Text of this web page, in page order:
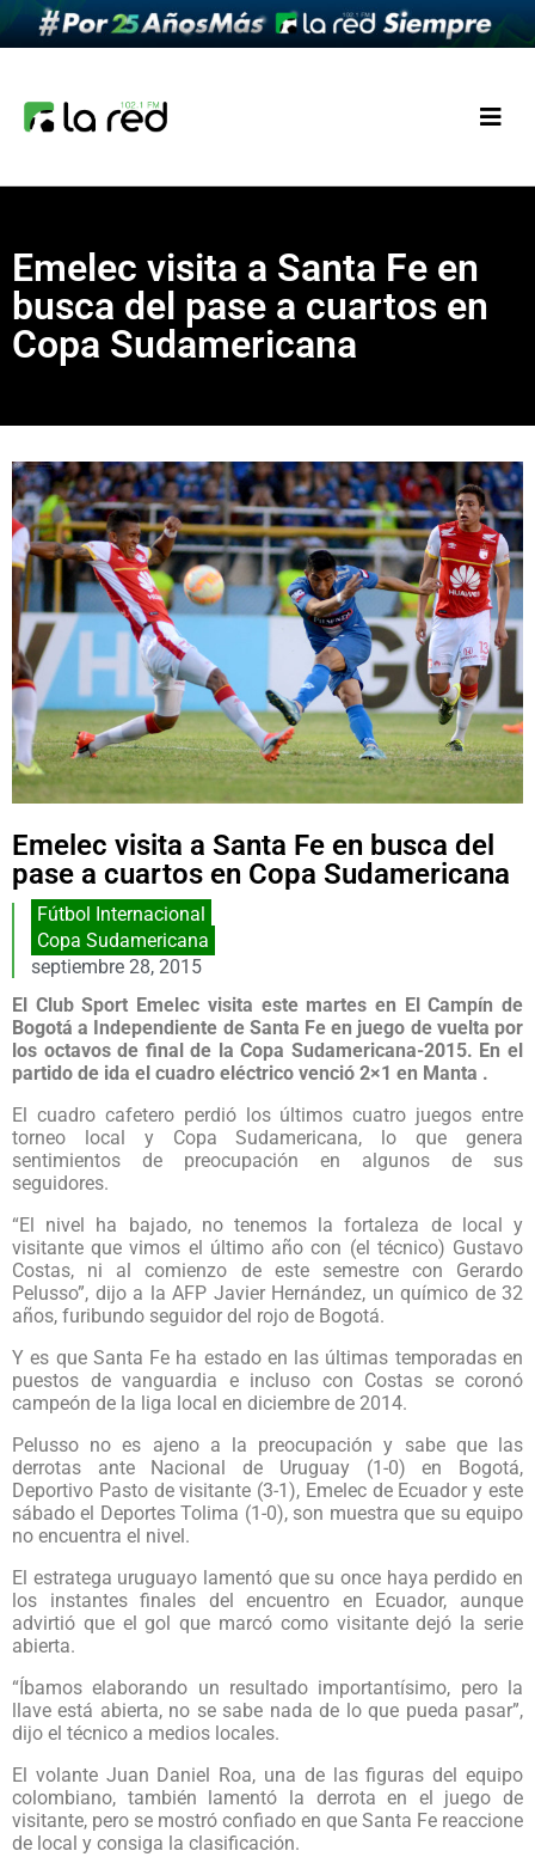
Emelec visita a Santa Fe en
busca del pase a cuartos en
Copa Sudamericana
Emelec visita a Santa Fe en busca del
pase a cuartos en Copa Sudamericana
Fútbol Internacional
Copa Sudamericana
septiembre 28, 2015
El Club Sport Emelec visita este martes en El Campín de
Bogotá a Independiente de Santa Fe en juego de vuelta por
los octavos de final de la Copa Sudamericana-2015. En el
partido de ida el cuadro eléctrico venció 2×1 en Manta .
El cuadro cafetero perdió los últimos cuatro juegos entre
torneo local y Copa Sudamericana, lo que genera
sentimientos de preocupación en algunos de sus
seguidores.
“El nivel ha bajado, no tenemos la fortaleza de local y
visitante que vimos el último año con (el técnico) Gustavo
Costas, ni al comienzo de este semestre con Gerardo
Pelusso”, dijo a la AFP Javier Hernández, un químico de 32
años, furibundo seguidor del rojo de Bogotá.
Y es que Santa Fe ha estado en las últimas temporadas en
puestos de vanguardia e incluso con Costas se coronó
campeón de la liga local en diciembre de 2014.
Pelusso no es ajeno a la preocupación y sabe que las
derrotas ante Nacional de Uruguay (1-0) en Bogotá,
Deportivo Pasto de visitante (3-1), Emelec de Ecuador y este
sábado el Deportes Tolima (1-0), son muestra que su equipo
no encuentra el nivel.
El estratega uruguayo lamentó que su once haya perdido en
los instantes finales del encuentro en Ecuador, aunque
advirtió que el gol que marcó como visitante dejó la serie
abierta.
“Íbamos elaborando un resultado importantísimo, pero la
llave está abierta, no se sabe nada de lo que pueda pasar”,
dijo el técnico a medios locales.
El volante Juan Daniel Roa, una de las figuras del equipo
colombiano, también lamentó la derrota en el juego de
visitante, pero se mostró confiado en que Santa Fe reaccione
de local y consiga la clasificación.